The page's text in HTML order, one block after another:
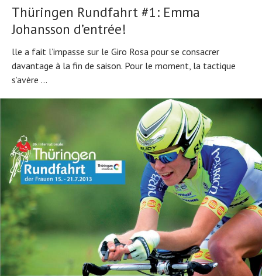
Thüringen Rundfahrt #1: Emma
Johansson d’entrée!
lle a fait l’impasse sur le Giro Rosa pour se consacrer
davantage à la fin de saison. Pour le moment, la tactique
s’avère ...